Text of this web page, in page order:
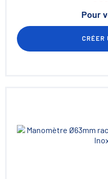
Pour
CRÉER